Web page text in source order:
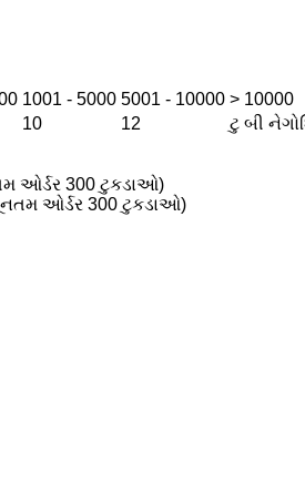
1001 - 5000 5001 - 10000 > 10000
10 12
ટુ બી
ઓર્ડર 300 ટુકડાઓ)
ઓર્ડર 300 ટુકડાઓ)